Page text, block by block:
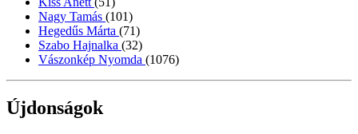
Nagy Tamás (101)
Hegedűs Márta (71)
Szabo Hajnalka (32)
Vászonkép Nyomda (1076)
Újdonságok